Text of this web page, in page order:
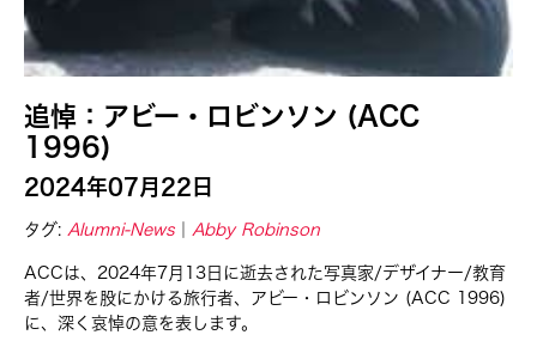
追悼：アビー・ロビンソン (ACC
1996)
2024年07月22日
タグ: Alumni-News Abby Robinson
ACCは、2024年7月13日に逝去された写真家/デザイナー/教育
者/世界を股にかける旅行者、アビー・ロビンソン (ACC 1996)
に、深く哀悼の意を表します。